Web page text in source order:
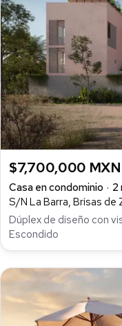
$7,700,000 MXN
Casa en condominio
2
S/N La Barra, Brisas
Dúplex de diseño con
Escondido